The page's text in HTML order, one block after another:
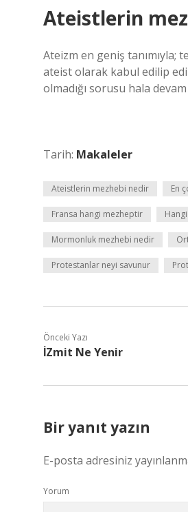
Ateistlerin
Ateizm en geniş tanımıyla;
ateist olarak kabul edilip
olmadığı sorusu hala
Tarih: Makaleler
Ateistlerin mezhebi nedir En
Fransa hangi mezheptir
Mormonluk mezhebi nedir
Protestanlar neyi savunur
Önceki Yazı
İZmit Ne Yenir
Bir yanıt yazın
E-posta adresiniz
Yorum